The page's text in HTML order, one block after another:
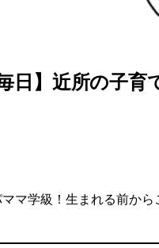
日】近所の子
マ学級！生まれる前か